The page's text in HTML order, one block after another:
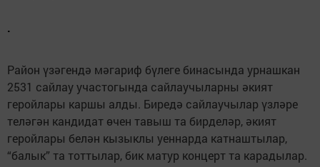
.
Район үзәгендә мәгариф бүлеге бинасында урнашкан
2531 сайлау участогында сайлаучыларны әкият
геройлары каршы алды. Биредә сайлаучылар үзләре
теләгән кандидат өчен тавыш та бирделәр, әкият
геройлары белән кызыклы уеннарда катнаштылар,
“балык” та тоттылар, бик матур концерт та карадылар.